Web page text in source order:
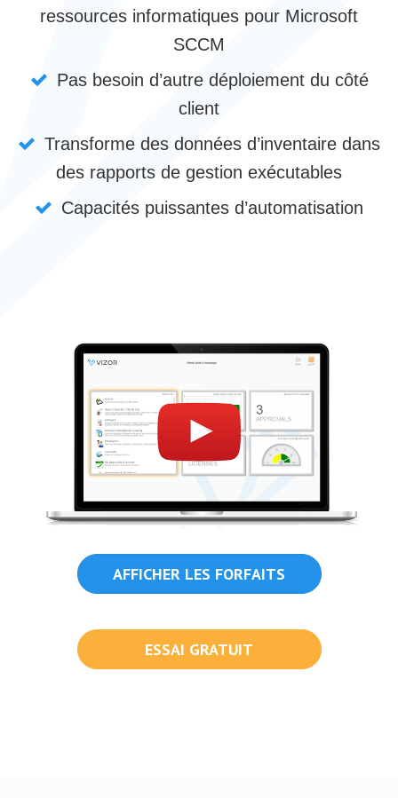
ressources informatiques pour Microsoft
SCCM
Pas besoin d’autre déploiement du côté
client
Transforme des données d’inventaire dans
des rapports de gestion exécutables
Capacités puissantes d’automatisation
AFFICHER LES FORFAITS
ESSAI GRATUIT